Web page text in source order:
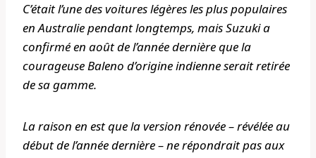
C’était l’une des voitures légères les plus populaires
en Australie pendant longtemps, mais Suzuki a
confirmé en août de l’année dernière que la
courageuse Baleno d’origine indienne serait retirée
de sa gamme.
La raison en est que la version rénovée – révélée au
début de l’année dernière – ne répondrait pas aux